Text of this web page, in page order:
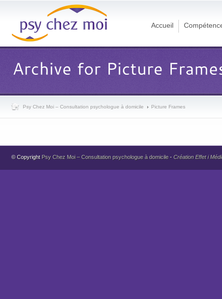
Accueil
Psy Chez Moi – Consultation psychologue à domicile Picture Frames
© Copyright Psy Chez Moi – Consultation psychologue à domicile- Création Effet i